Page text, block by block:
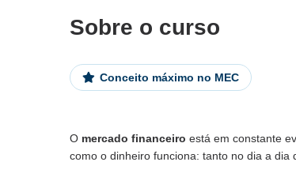
Sobre o curso
Conceito máximo no MEC
O mercado financeiro está em constante
como o dinheiro funciona: tanto no dia a dia